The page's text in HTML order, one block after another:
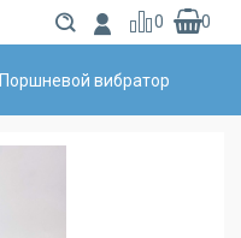
0 0
Поршневой вибратор